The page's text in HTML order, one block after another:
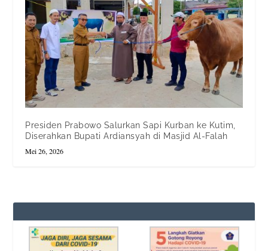
Presiden Prabowo Salurkan Sapi Kurban ke Kutim,
Diserahkan Bupati Ardiansyah di Masjid Al-Falah
Mei 26, 2026